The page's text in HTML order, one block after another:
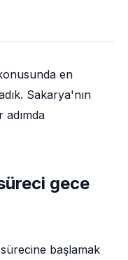
en
Sakarya'nın
gece
başlamak